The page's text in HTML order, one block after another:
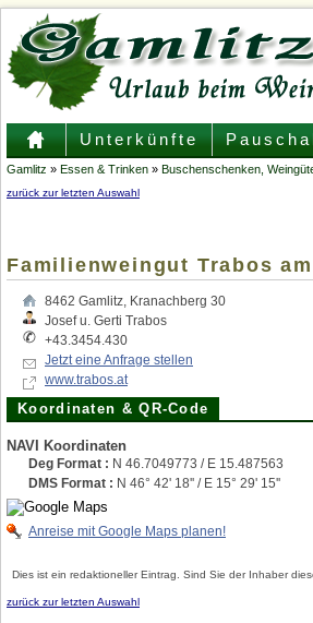
Unterkünfte
Gamlitz » Essen & Trinken » Buschenschenken,
zurück zur letzten Auswahl
Familienweingut Trabos
8462 Gamlitz, Kranachberg 30
Josef u. Gerti Trabos
+43.3454.430
Jetzt eine Anfrage stellen
www.trabos.at
Koordinaten & QR-Code
NAVI Koordinaten
Deg Format : N 46.7049773 / E 15.487563
DMS Format : N 46° 42' 18'' / E 15° 29' 15''
Anreise mit Google Maps planen!
Dies ist ein redaktioneller Eintrag. Sind Sie der Inhaber
zurück zur letzten Auswahl